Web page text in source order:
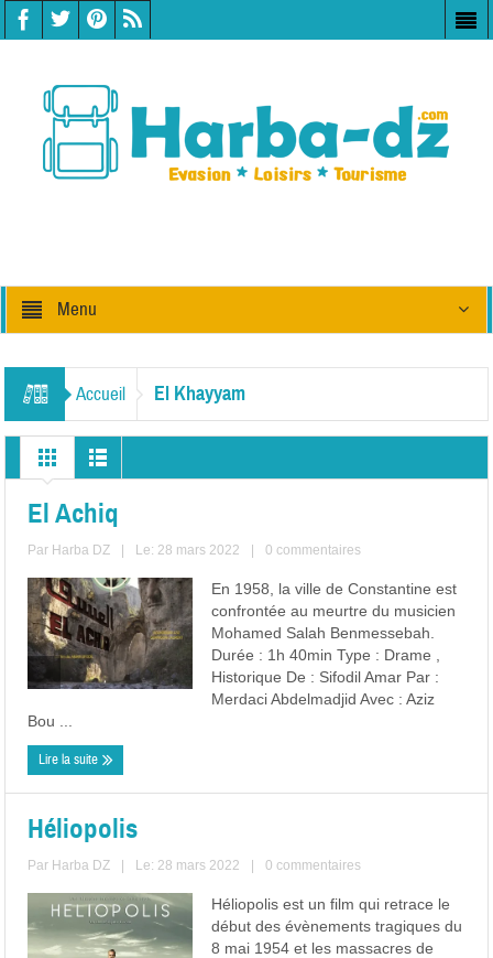
Menu
Accueil El Khayyam
El Achiq
Par Harba DZ Le: 28 mars 2022 0 commentaires
En 1958, la ville de Constantine est
confrontée au meurtre du musicien
Mohamed Salah Benmessebah.
Durée : 1h 40min Type : Drame ,
Historique De : Sifodil Amar Par :
Merdaci Abdelmadjid Avec : Aziz
Bou ...
Lire la suite
Héliopolis
Par Harba DZ Le: 28 mars 2022 0 commentaires
Héliopolis est un film qui retrace le
début des évènements tragiques du
8 mai 1954 et les massacres de